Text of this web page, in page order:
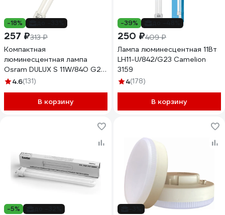
-18%
257 ₽313 ₽
Компактная
люминесцентная лампа
Osram DULUX S 11W/840 G23
4099854123382
4.6(131)
В корзину
-39%
250 ₽409 ₽
Лампа люминесцентная 11Вт
LH11-U/842/G23 Camelion
3159
4(178)
В корзину
-5%